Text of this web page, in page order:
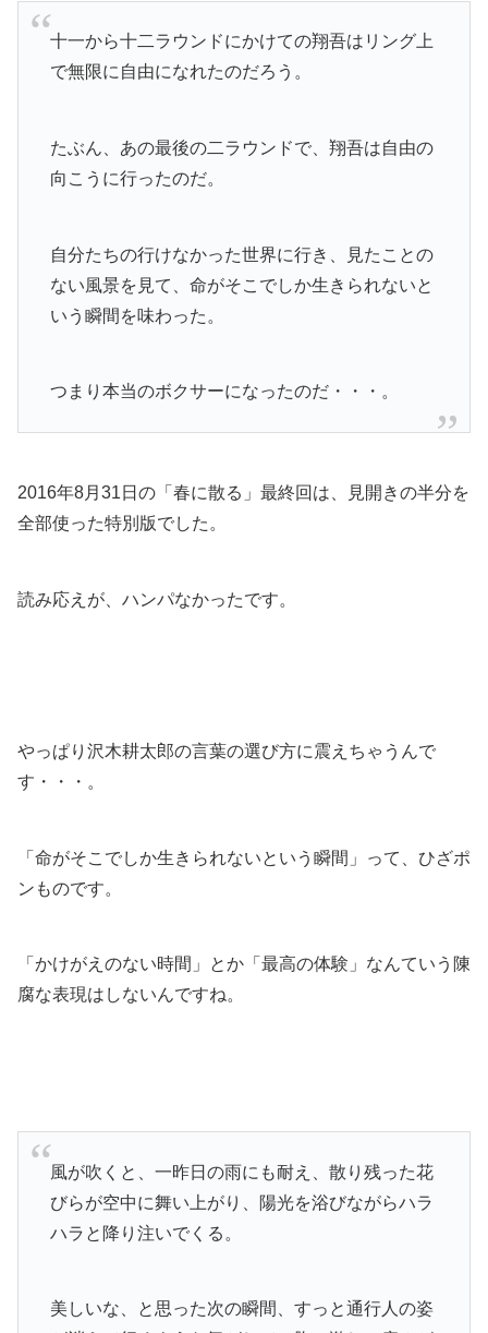
十一から十二ラウンドにかけての翔吾はリング上
で無限に自由になれたのだろう。
たぶん、あの最後の二ラウンドで、翔吾は自由の
向こうに行ったのだ。
自分たちの行けなかった世界に行き、見たことの
ない風景を見て、 命がそこでしか生きられないと
いう瞬間を味わった。
つまり本当のボクサーになったのだ・・・。
2016年8月31日の「春に散る」最終回は、見開きの半分を
全部使った特別版でした。
読み応えが、ハンパなかったです。
やっぱり沢木耕太郎の言葉の選び方に震えちゃうんで
す・・・。
「命がそこでしか生きられないという瞬間」って、ひざポ
ン ものです。
「かけがえのない時間」とか「最高の体験」なんていう陳
腐な表現はしないんですね。
風が吹くと、一昨日の雨にも耐え、散り残った花
びらが空中に舞い上がり、陽光を浴びながらハラ
ハラと降り注いでくる。
美しいな、と思った次の瞬間、すっと通行人の姿